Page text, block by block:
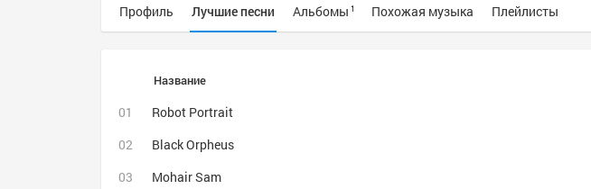
Профиль Лучшие песни Альбомы 1 Похожая музыка Плейлисты
Название
Robot Portrait
Black Orpheus
Mohair Sam